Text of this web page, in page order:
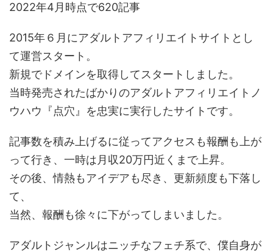
2022年4月時点で620記事
2015年６月にアダルトアフィリエイトサイトとし
て運営スタート。
新規でドメインを取得してスタートしました。
当時発売されたばかりのアダルトアフィリエイトノ
ウハウ『点穴』を忠実に実行したサイトです。
記事数を積み上げるに従ってアクセスも報酬も上が
って行き、一時は月収20万円近くまで上昇。
その後、情熱もアイデアも尽き、更新頻度も下落し
て、
当然、報酬も徐々に下がってしまいました。
アダルトジャンルはニッチなフェチ系で、僕自身が